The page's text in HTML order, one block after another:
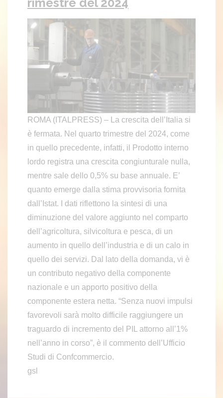
ROMA (ITALPRESS) – La crescita dell’Italia si
è fermata. Nel quarto trimestre del 2024, come
in quello precedente, infatti, il Prodotto interno
lordo registra una crescita congiunturale nulla,
mentre sale dello 0,5% su base annuale. E’
quanto emerge dalla stima provvisoria fornita
dall’Istat. I dati riflettono la sintesi di una
diminuzione del valore aggiunto nel comparto
dell’agricoltura, silvicoltura e pesca, di un
aumento in quello dell’industria e di un calo in
quello dei servizi. Dal lato della domanda, vi è
un contributo negativo della componente
nazionale e un apporto positivo della
componente estera netta. “Senza nuovi impulsi
favorevoli sarà molto difficile raggiungere un
traguardo di incremento del PIL attorno all’1%
nell’anno in corso”, è il commento dell’Ufficio
Studi di Confcommercio.
gsl